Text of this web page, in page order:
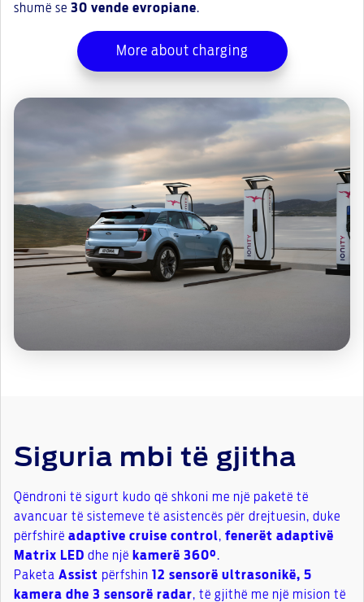
shumë se 30 vende evropiane.
More about charging
Siguria mbi të gjitha
Qëndroni të sigurt kudo që shkoni me një paketë të
avancuar të sistemeve të asistencës për drejtuesin, duke
përfshirë adaptive cruise control, fenerët adaptivë
Matrix LED dhe një kamerë 360°.
Paketa Assist përfshin 12 sensorë ultrasonikë, 5
kamera dhe 3 sensorë radar, të gjithë me një mision të